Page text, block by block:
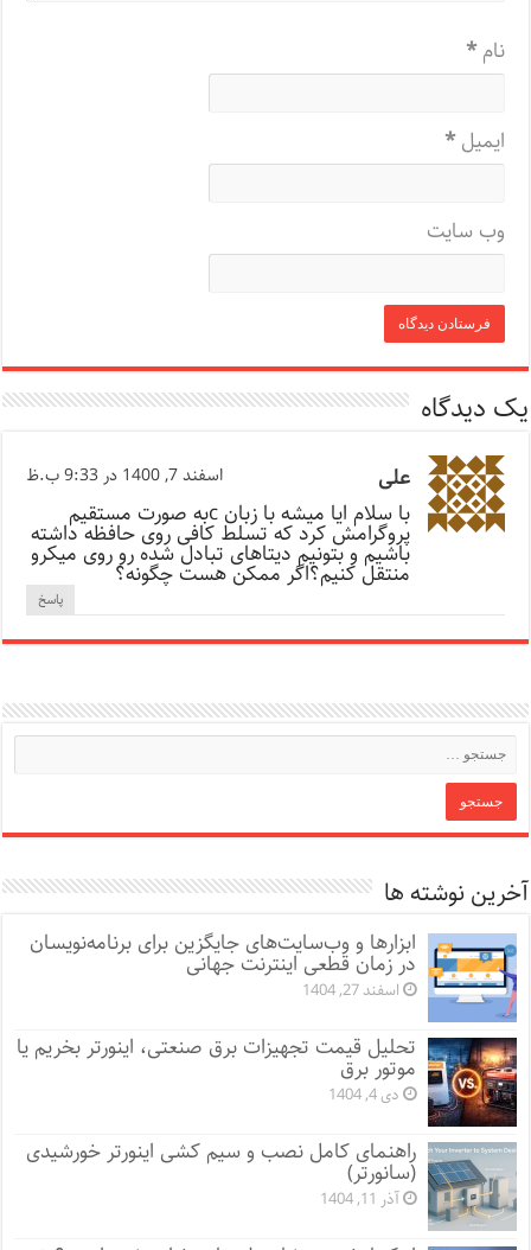
نام*
ایمیل*
وب‌ سایت
یک دیدگاه
علی اسفند 7, 1400 در 9:33 ب.ظ
با سلام ایا میشه با زبان cبه صورت مستقیم
پروگرامش کرد که تسلط کافی روی حافظه داشته
باشیم و بتونیم دیتاهای تبادل شده رو روی میکرو
منتقل کنیم؟اگر ممکن هست چگونه؟
پاسخ
آخرین نوشته ها
ابزارها و وب‌سایت‌های جایگزین برای برنامه‌نویسان
در زمان قطعی اینترنت جهانی
اسفند 27, 1404
تحلیل قیمت تجهیزات برق صنعتی، اینورتر بخریم یا
موتور برق
دی 4, 1404
راهنمای کامل نصب و سیم کشی اینورتر خورشیدی
(سانورتر)
آذر 11, 1404